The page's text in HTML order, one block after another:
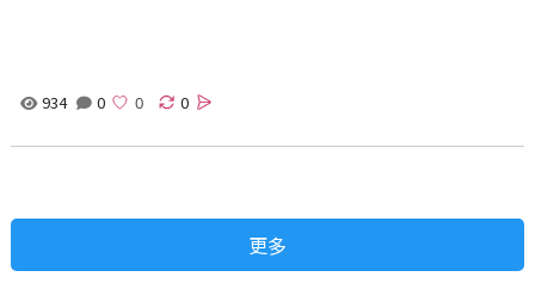
934 0 0
更多